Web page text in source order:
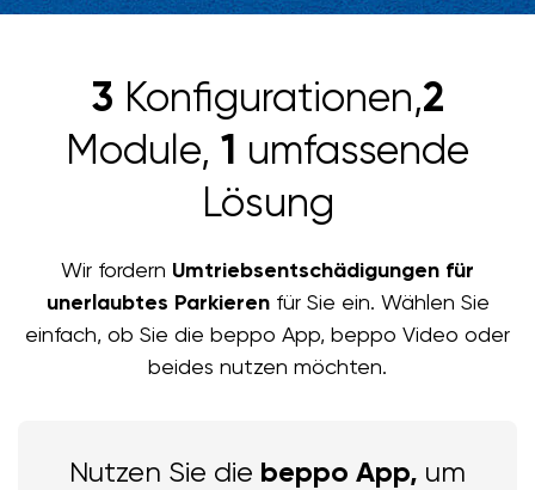
3 Konfigurationen,2
Module, 1 umfassende
Lösung
Wir fordern Umtriebsentschädigungen für
unerlaubtes Parkierenfür Sie ein. Wählen Sie
einfach, ob Sie die beppo App, beppo Video oder
beides nutzen möchten.
Nutzen Sie die beppo App, um